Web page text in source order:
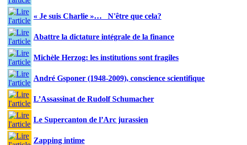
« Je suis Charlie »… N'être que cela?
Abattre la dictature intégrale de la finance
Michèle Herzog: les institutions sont fragiles
André Gsponer (1948-2009), conscience scientifique
L’Assassinat de Rudolf Schumacher
Le Supercanton de l’Arc jurassien
Zapping intime